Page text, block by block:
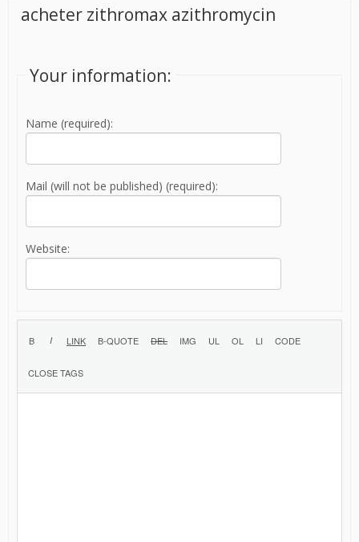
acheter zithromax azithromycin
Your information:
Name (required):
Mail (will not be published) (required):
Website: